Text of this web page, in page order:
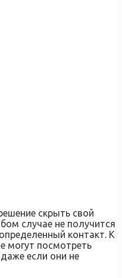
скрыть свой
случае не получится
контакт. К
могут посмотреть
если они не